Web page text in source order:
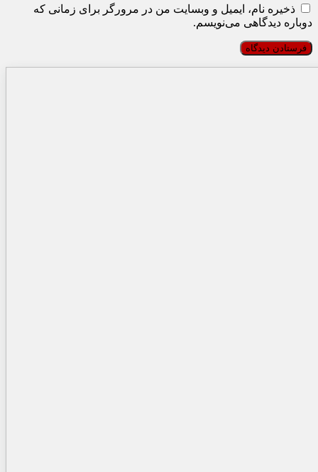
ذخیره نام، ایمیل و وبسایت من در مرورگر برای زمانی که
دوباره دیدگاهی می‌نویسم.